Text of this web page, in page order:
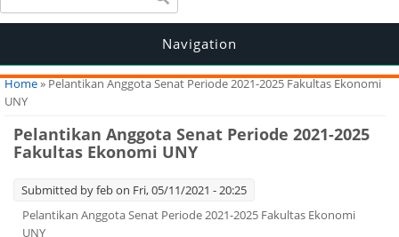
Navigation
You are here
Home» Pelantikan Anggota Senat Periode 2021-2025 Fakultas Ekonomi
UNY
Pelantikan Anggota Senat Periode 2021-2025
Fakultas Ekonomi UNY
Submitted byfebon Fri, 05/11/2021 - 20:25
Pelantikan Anggota Senat Periode 2021-2025 Fakultas Ekonomi
UNY